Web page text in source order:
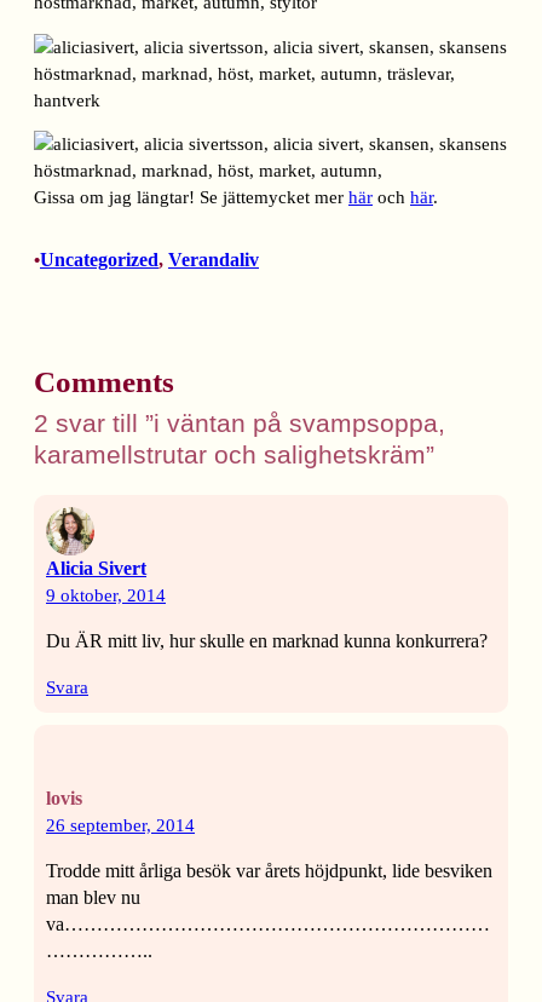
Gissa om jag längtar! Se jättemycket mer här och här.
•Uncategorized, Verandaliv
Comments
2 svar till ”i väntan på svampsoppa,
karamellstrutar och salighetskräm”
Alicia Sivert
9 oktober, 2014
Du ÄR mitt liv, hur skulle en marknad kunna konkurrera?
Svara
lovis
26 september, 2014
Trodde mitt årliga besök var årets höjdpunkt, lide besviken
man blev nu
va…………………………………………………………
……………..
Svara